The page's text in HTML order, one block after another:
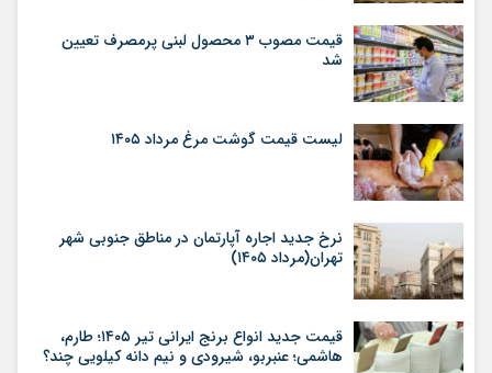
قیمت مصوب ۳ محصول لبنی پرمصرف تعیین
شد
لیست قیمت گوشت مرغ مرداد ۱۴۰۵
نرخ جدید اجاره آپارتمان در مناطق جنوبی شهر
تهران(مرداد ۱۴۰۵)
قیمت جدید انواع برنج ایرانی تیر ۱۴۰۵؛ طارم،
هاشمی؛ عنبربو، شیرودی و نیم دانه کیلویی چند؟